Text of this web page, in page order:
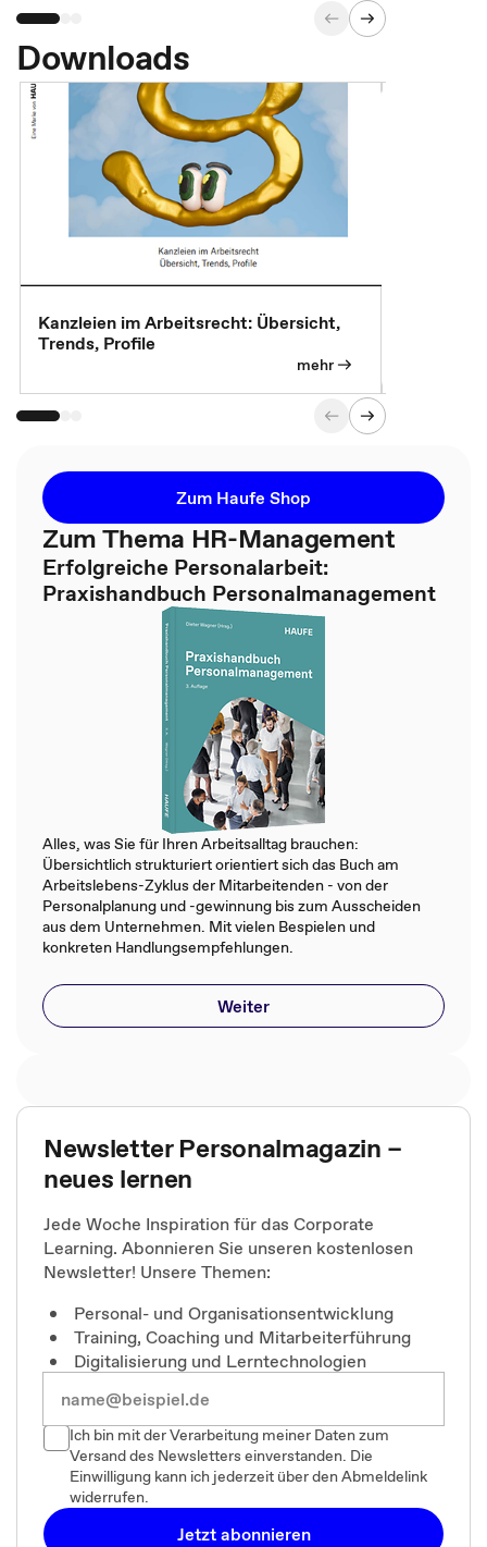
Downloads
Kanzleien im Arbeitsrecht: Übersicht,
Trends, Profile
mehr
Zum Haufe Shop
Zum Thema HR-Management
Erfolgreiche Personalarbeit:
Praxishandbuch Personalmanagement
Alles, was Sie für Ihren Arbeitsalltag brauchen:
Übersichtlich strukturiert orientiert sich das Buch am
Arbeitslebens-Zyklus der Mitarbeitenden - von der
Personalplanung und -gewinnung bis zum Ausscheiden
aus dem Unternehmen. Mit vielen Bespielen und
konkreten Handlungsempfehlungen.
Weiter
Newsletter Personalmagazin –
neues lernen
Jede Woche Inspiration für das Corporate
Learning. Abonnieren Sie unseren kostenlosen
Newsletter! Unsere Themen:
Personal- und Organisationsentwicklung
Training, Coaching und Mitarbeiterführung
Digitalisierung und Lerntechnologien
Ich bin mit der Verarbeitung meiner Daten zum
Versand des Newsletters einverstanden. Die
Einwilligung kann ich jederzeit über den Abmeldelink
widerrufen.
Jetzt abonnieren